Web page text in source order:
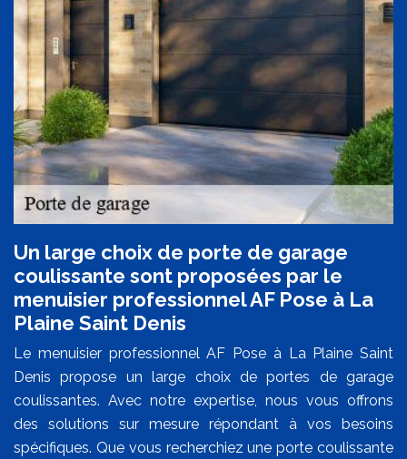
Un large choix de porte de garage
coulissante sont proposées par le
menuisier professionnel AF Pose à La
Plaine Saint Denis
Le menuisier professionnel AF Pose à La Plaine Saint
Denis propose un large choix de portes de garage
coulissantes. Avec notre expertise, nous vous offrons
des solutions sur mesure répondant à vos besoins
spécifiques. Que vous recherchiez une porte coulissante